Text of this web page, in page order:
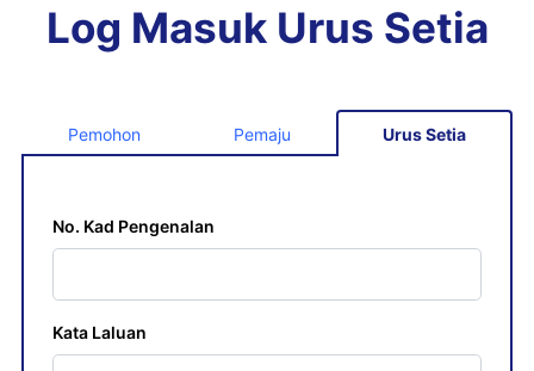
Log Masuk Urus Setia
Pemohon Pemaju Urus Setia
No. Kad Pengenalan
Kata Laluan